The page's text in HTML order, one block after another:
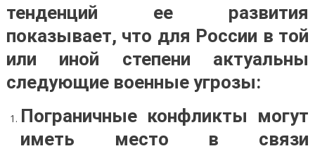
тенденций ее развития
показывает, что для России в той
или иной степени актуальны
следующие военные угрозы:
Пограничные конфликты могут
иметь место в связи